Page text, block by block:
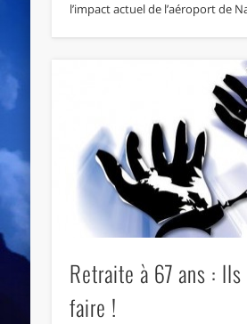
l’impact actuel de l’aéroport de
Retraite à 67 ans :
faire !